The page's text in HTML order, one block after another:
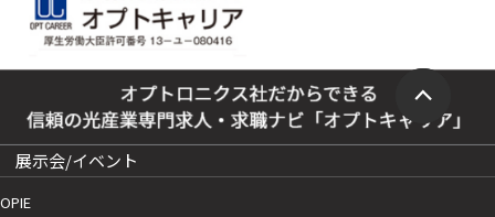
展示会/イベント
OPIE